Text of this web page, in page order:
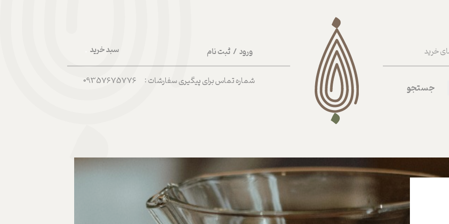
سبد خرید ورود / ثبت نام
حساب کاربری من
تغییر گذر واژه
خرید
شماره تماس برای پیگیری سفارشات : 09357675776
جستجو